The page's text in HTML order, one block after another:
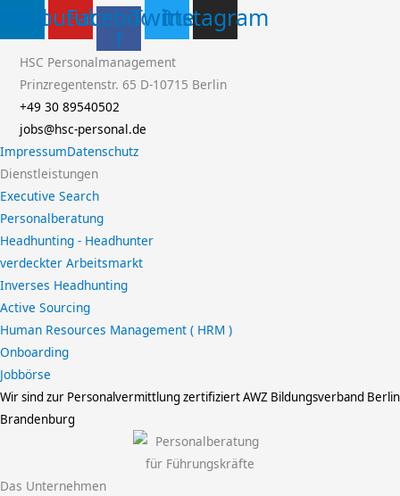
Youtube
Facebook-
f
Twitter
Instagram
HSC Personalmanagement
Prinzregentenstr. 65 D-10715 Berlin
+49 30 89540502
jobs@hsc-personal.de
ImpressumDatenschutz
Dienstleistungen
Executive Search
Personalberatung
Headhunting - Headhunter
verdeckter Arbeitsmarkt
Inverses Headhunting
Active Sourcing
Human Resources Management ( HRM )
Onboarding
Jobbörse
Wir sind zur Personalvermittlung zertifiziertAWZ Bildungsverband Berlin
Brandenburg
Das Unternehmen